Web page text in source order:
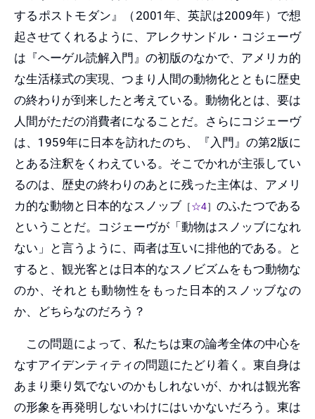
するポストモダン』（2001年、英訳は2009年）で想
起させてくれるように、アレクサンドル・コジェーヴ
は『ヘーゲル読解入門』の初版のなかで、アメリカ的
な生活様式の実現、つまり人間の動物化とともに歴史
の終わりが到来したと考えている。動物化とは、要は
人間がただの消費者になることだ。さらにコジェーヴ
は、1959年に日本を訪れたのち、『入門』の第2版に
とある注釈をくわえている。そこでかれが主張してい
るのは、歴史の終わりのあとに残った主体は、アメリ
カ的な動物と日本的なスノッブ ［ ☆4］ のふたつである
ということだ。コジェーヴが「動物はスノッブになれ
ない」と言うように、両者は互いに排他的である。と
すると、観光客とは日本的なスノビズムをもつ動物な
のか、それとも動物性をもった日本的スノッブなの
か、どちらなのだろう？
この問題によって、私たちは東の論考全体の中心を
なすアイデンティティの問題にたどり着く。東自身は
あまり乗り気でないのかもしれないが、かれは観光客
の形象を再発明しないわけにはいかないだろう。東は